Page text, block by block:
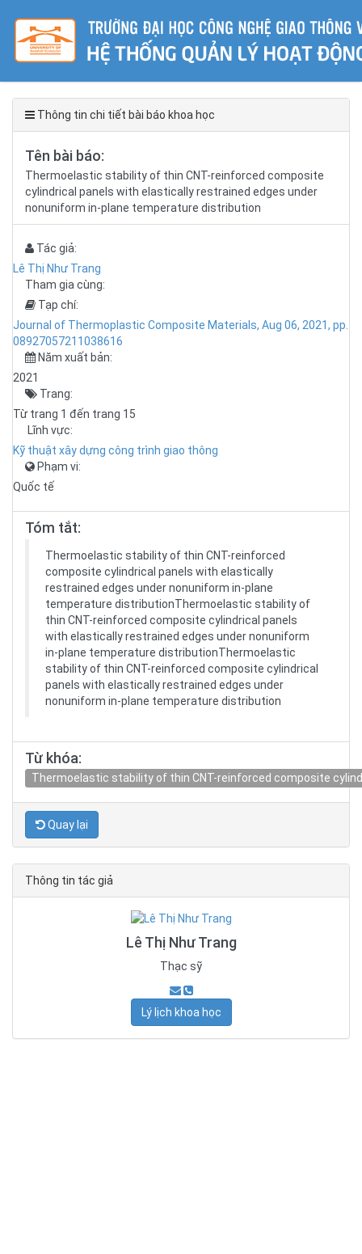
Thông tin chi tiết bài báo khoa học
Tên bài báo:
Thermoelastic stability of thin CNT-reinforced composite
cylindrical panels with elastically restrained edges under
nonuniform in-plane temperature distribution
Tác giả:
Lê Thị Như Trang
Tham gia cùng:
Tạp chí:
Journal of Thermoplastic Composite Materials, Aug 06, 2021, pp.
08927057211038616
Năm xuất bản:
2021
Trang:
Từ trang 1 đến trang 15
Lĩnh vực:
Kỹ thuật xây dựng công trình giao thông
Phạm vi:
Quốc tế
Tóm tắt:
Thermoelastic stability of thin CNT-reinforced
composite cylindrical panels with elastically
restrained edges under nonuniform in-plane
temperature distributionThermoelastic stability of
thin CNT-reinforced composite cylindrical panels
with elastically restrained edges under nonuniform
in-plane temperature distributionThermoelastic
stability of thin CNT-reinforced composite cylindrical
panels with elastically restrained edges under
nonuniform in-plane temperature distribution
Từ khóa:
Thermoelastic stability of thin CNT-reinforced composite
Quay lại
Thông tin tác giả
Lê Thị Như Trang
Thạc sỹ
Lý lịch khoa học